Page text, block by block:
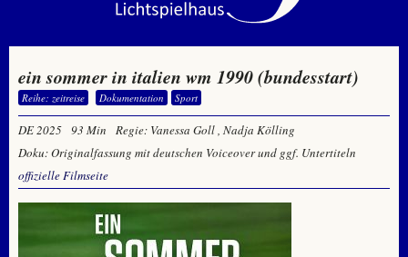
ein sommer in italien wm 1990 (bundesstart)
Reihe: zeitreise Dokumentation Sport
DE 2025 93 Min
Regie: Vanessa Goll , Nadja Kölling
Doku: Originalfassung mit deutschen Voiceover und ggf. Untertiteln
offizielle Filmseite